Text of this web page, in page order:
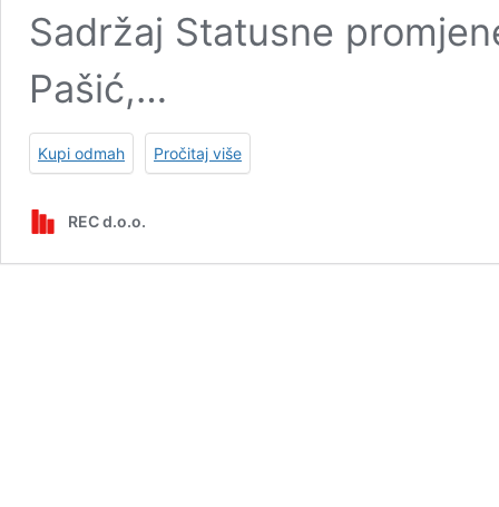
Sadržaj Statusne
Pašić,…
Kupi odmah Pročitaj više
REC d.o.o.